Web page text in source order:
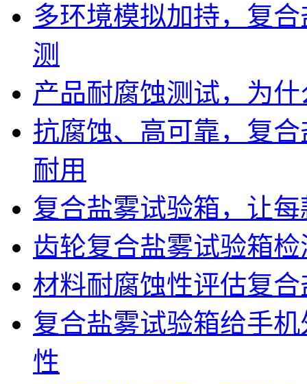
多环境模拟加持，复
测
产品耐腐蚀测试，为
抗腐蚀、高可靠，复
耐用
复合盐雾试验箱，让
齿轮复合盐雾试验箱
材料耐腐蚀性评估复
复合盐雾试验箱给手
性